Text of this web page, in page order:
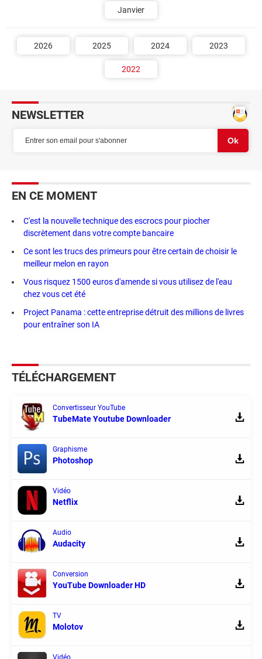
Janvier
2026 2025 2024 2023
2022
NEWSLETTER
EN CE MOMENT
C'est la nouvelle technique des escrocs pour piocher
discrètement dans votre compte bancaire
Ce sont les trucs des primeurs pour être certain de choisir le
meilleur melon en rayon
Vous risquez 1500 euros d'amende si vous utilisez de l'eau
chez vous cet été
Project Panama : cette entreprise détruit des millions de livres
pour entraîner son IA
TÉLÉCHARGEMENT
Convertisseur YouTube
TubeMate Youtube Downloader
Graphisme
Photoshop
Vidéo
Netflix
Audio
Audacity
Conversion
YouTube Downloader HD
TV
Molotov
Vidéo